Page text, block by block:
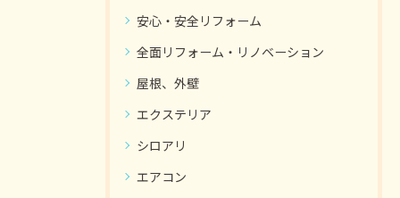
安心・安全リフォーム
全面リフォーム・リノベーション
屋根、外壁
エクステリア
シロアリ
エアコン